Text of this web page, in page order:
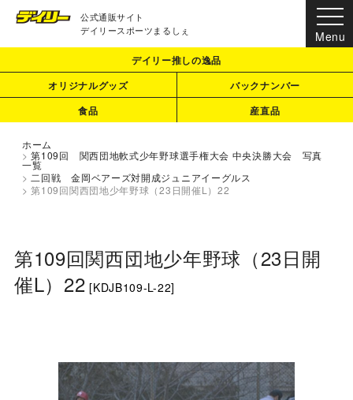
公式通販サイト
デイリースポーツまるしぇ
デイリー推しの逸品
オリジナルグッズ
バックナンバー
食品
産直品
ホーム
> 第109回 関西団地軟式少年野球選手権大会 中央決勝大会 写真
一覧
> 二回戦 金岡ベアーズ対開成ジュニアイーグルス
> 第109回関西団地少年野球（23日開催L）22
第109回関西団地少年野球（23日開
催L）22 [KDJB109-L-22]